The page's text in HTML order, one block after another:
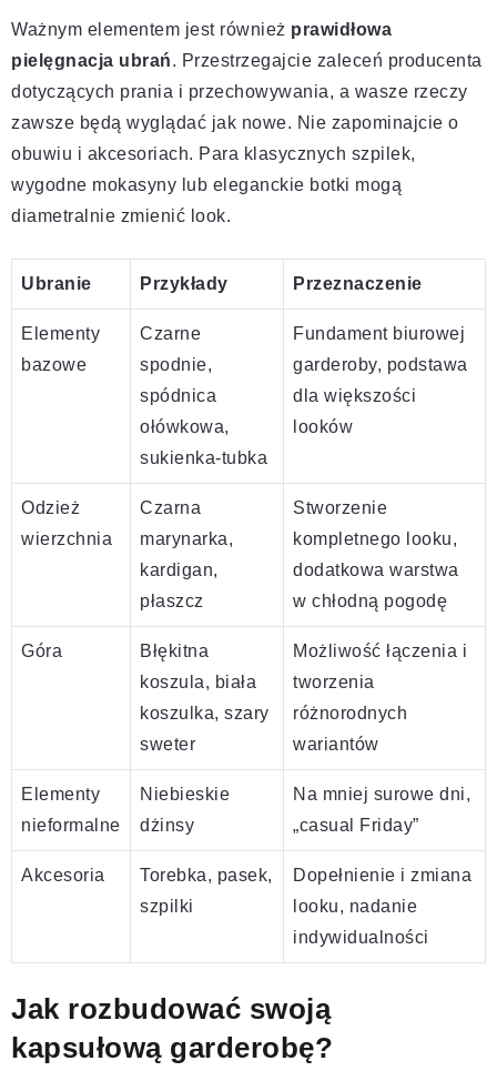
Ważnym elementem jest również prawidłowa
pielęgnacja ubrań. Przestrzegajcie zaleceń producenta
dotyczących prania i przechowywania, a wasze rzeczy
zawsze będą wyglądać jak nowe. Nie zapominajcie o
obuwiu i akcesoriach. Para klasycznych szpilek,
wygodne mokasyny lub eleganckie botki mogą
diametralnie zmienić look.
Ubranie Przykłady Przeznaczenie
Elementy
bazowe
Czarne
spodnie,
spódnica
ołówkowa,
sukienka-tubka
Fundament biurowej
garderoby, podstawa
dla większości
looków
Odzież
wierzchnia
Czarna
marynarka,
kardigan,
płaszcz
Stworzenie
kompletnego looku,
dodatkowa warstwa
w chłodną pogodę
Góra
Błękitna
koszula, biała
koszulka, szary
sweter
Możliwość łączenia i
tworzenia
różnorodnych
wariantów
Elementy
nieformalne
Niebieskie
dżinsy
Na mniej surowe dni,
„casual Friday”
Akcesoria
Torebka, pasek,
szpilki
Dopełnienie i zmiana
looku, nadanie
indywidualności
Jak rozbudować swoją
kapsułową garderobę?